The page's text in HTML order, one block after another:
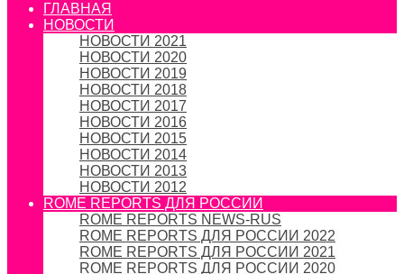
ГЛАВНАЯ
НОВОСТИ
НОВОСТИ 2021
НОВОСТИ 2020
НОВОСТИ 2019
НОВОСТИ 2018
НОВОСТИ 2017
НОВОСТИ 2016
НОВОСТИ 2015
НОВОСТИ 2014
НОВОСТИ 2013
НОВОСТИ 2012
ROME REPORTS ДЛЯ РОССИИ
ROME REPORTS NEWS-RUS
ROME REPORTS ДЛЯ РОССИИ 2022
ROME REPORTS ДЛЯ РОССИИ 2021
ROME REPORTS ДЛЯ РОССИИ 2020